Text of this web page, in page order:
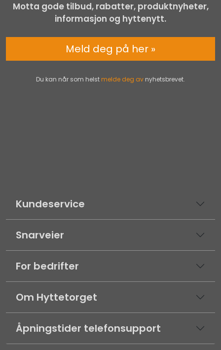
Kundeservice
Snarveier
For bedrifter
Om Hyttetorget
Åpningstider telefonsupport
Motta gode tilbud, rabatter, produktnyheter,
informasjon og hyttenytt.
Du kan når som helst melde deg av nyhetsbrevet.
Meld deg på her »